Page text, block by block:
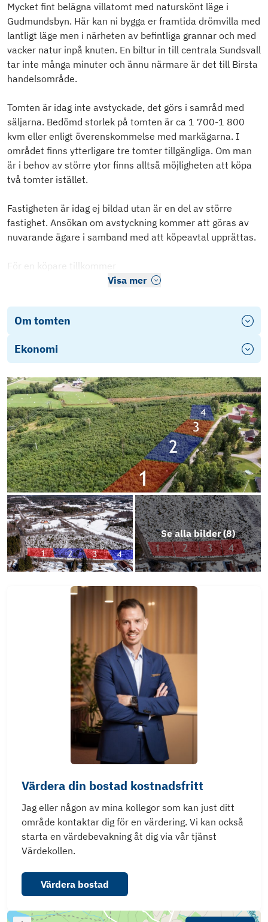
Mycket fint belägna villatomt med naturskönt läge i
Gudmundsbyn. Här kan ni bygga er framtida drömvilla med
lantligt läge men i närheten av befintliga grannar och med
vacker natur inpå knuten. En biltur in till centrala Sundsvall
tar inte många minuter och ännu närmare är det till Birsta
handelsområde.
Tomten är idag inte avstyckade, det görs i samråd med
säljarna. Bedömd storlek på tomten är ca 1 700-1 800
kvm eller enligt överenskommelse med markägarna. I
området finns ytterligare tre tomter tillgängliga. Om man
är i behov av större ytor finns alltså möjligheten att köpa
två tomter istället.
Fastigheten är idag ej bildad utan är en del av större
fastighet. Ansökan om avstyckning kommer att göras av
nuvarande ägare i samband med att köpeavtal upprättas.
För en köpare tillkommer
Visa mer
Om tomten
Ekonomi
Se alla bilder (8)
Värdera din bostad kostnadsfritt
Jag eller någon av mina kollegor som kan just ditt
område kontaktar dig för en värdering. Vi kan också
starta en värdebevakning åt dig via vår tjänst
Värdekollen.
Värdera bostad